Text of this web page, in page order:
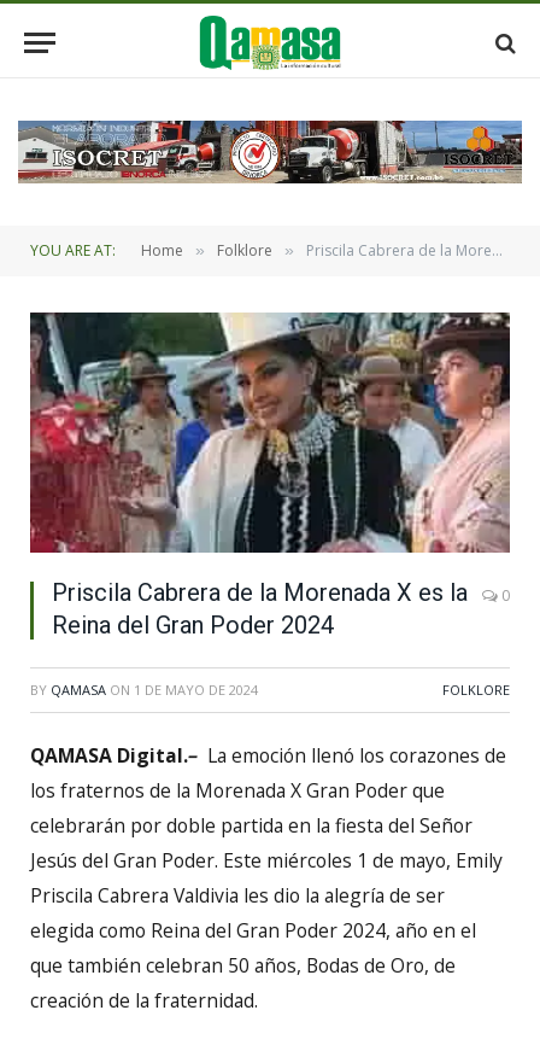
YOU ARE AT: Home » Folklore » Priscila Cabrera de la Morenada X es la Reina del Gran Poder 2024
Priscila Cabrera de la Morenada X es la
Reina del Gran Poder 2024
0
BY QAMASA ON 1 DE MAYO DE 2024 FOLKLORE
QAMASA Digital.– La emoción llenó los corazones de
los fraternos de la Morenada X Gran Poder que
celebrarán por doble partida en la fiesta del Señor
Jesús del Gran Poder. Este miércoles 1 de mayo, Emily
Priscila Cabrera Valdivia les dio la alegría de ser
elegida como Reina del Gran Poder 2024, año en el
que también celebran 50 años, Bodas de Oro, de
creación de la fraternidad.